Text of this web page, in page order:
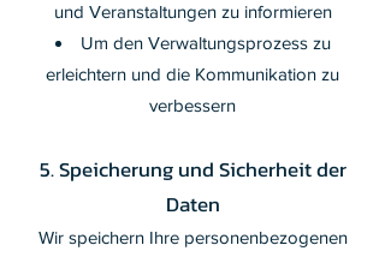
und Veranstaltungen zu informieren
Um den Verwaltungsprozess zu
erleichtern und die Kommunikation zu
verbessern
5. Speicherung und Sicherheit der
Daten
Wir speichern Ihre personenbezogenen